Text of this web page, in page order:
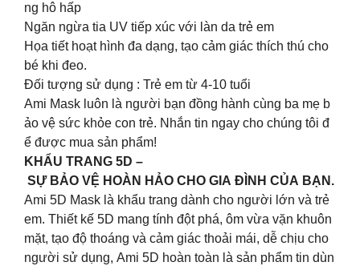
ng hô hấp
Ngăn ngừa tia UV tiếp xúc với làn da trẻ em
Họa tiết hoạt hình đa dạng, tạo cảm giác thích thú cho
bé khi đeo.
Đối tượng sử dụng : Trẻ em từ 4-10 tuổi
Ami Mask luôn là người bạn đồng hành cùng ba mẹ b
ảo vệ sức khỏe con trẻ. Nhắn tin ngay cho chúng tôi đ
ể được mua sản phẩm!
KHẨU TRANG 5D –
SỰ BẢO VỆ HOÀN HẢO CHO GIA ĐÌNH CỦA BẠN.
Ami 5D Mask là khẩu trang dành cho người lớn và trẻ
em. Thiết kế 5D mang tính đột phá, ôm vừa vặn khuôn
mặt, tạo độ thoáng và cảm giác thoải mái, dễ chịu cho
người sử dụng, Ami 5D hoàn toàn là sản phẩm tin dùn